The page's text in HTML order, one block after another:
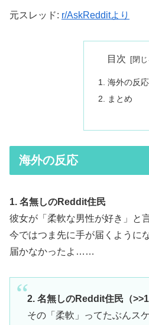
元スレッド: r/AskRedditより
目次
海外の反応
まとめ
海外の反応
1. 名無しのReddit住民
彼女が「柔軟な男性が好き」と
今ではつま先に手が届くように
届かなかったよ……
2. 名無しのReddit住民（>>1
その「柔軟」ってたぶんス